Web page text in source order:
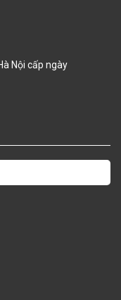
Nội cấp ngày